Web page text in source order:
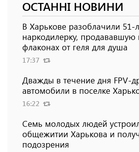
ОСТАННІ НОВИНИ
В Харькове разоблачили
наркодилерку, продававшую
флаконах от геля для душа
17:37
Дважды в течение дня FPV-
автомобили в поселке
16:22
Семь молодых людей
общежитии Харькова и
подозрения